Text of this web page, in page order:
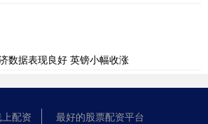
数据表现良好 英镑小幅收涨
配资
最好的股票配资平台